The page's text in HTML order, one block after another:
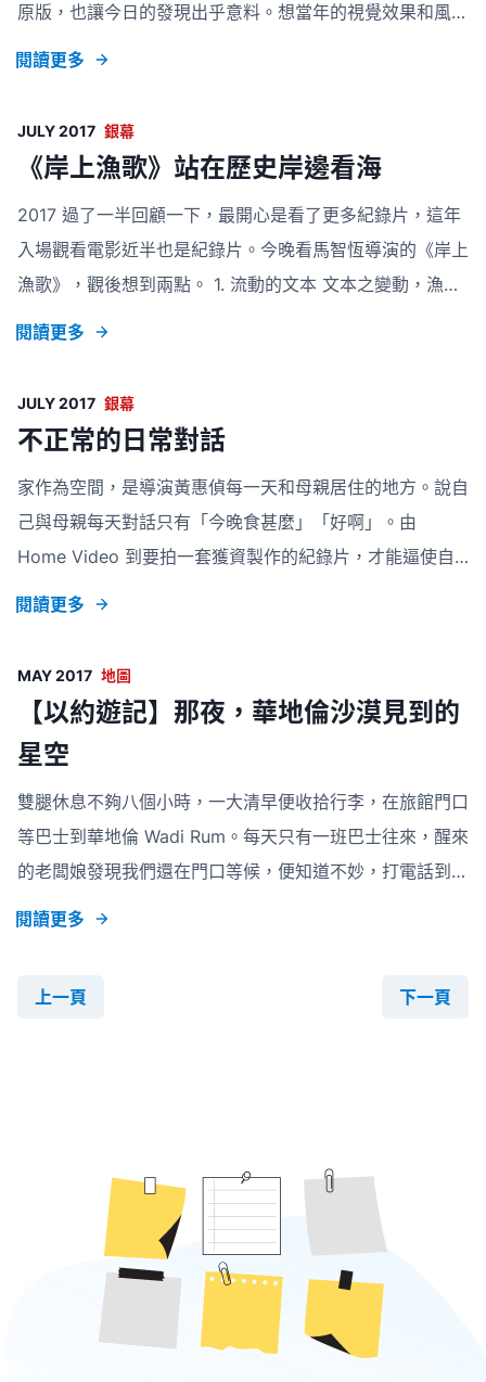
原版，也讓今日的發現出乎意料。想當年的視覺效果和風
格，仍有影響著今日科技產物、甚至設計介面的痕跡。80
Lisberger 把 90 分鐘關於真實的「虛擬」世界，混雜著
20 分鐘 CGI 的動畫，打造一個結合真人演出及動畫的電
影，有甚麼會比這還要厲害。 Pixar 創辦人 John Lasseter
說：「沒有 Tron 就沒有今日的 Toy Story」，足
閱讀更多
JULY 2017 銀幕
《岸上漁歌》站在歷史岸邊看海
2017 過了一半回顧一下，最開心是看了更多紀錄片，這年
入場觀看電影近半也是紀錄片。今晚看馬智恆導演的《岸上
漁歌》，觀後想到兩點。 1. 流動的文本 文本之變動，漁歌
世代口耳相傳，情調音韻不變，繼承者歷代卻會把歌詞自行
歌和時代曲最大分別。沒有跟著歌詞，沒有樂譜，這種變
動，聽眾可以賦予不同意思和意義，同時局限單獨詮釋文本
的空間。再者，漁歌的文化，由現場，轉化到錄音帶、影
片、甚至學術研究書上的一紙歌詞，詳細考究曲詞的內容。
媒介的轉變會或多或少影響觀眾、聽眾如何接收。看著教授
從漁歌錄音騰寫
閱讀更多
JULY 2017 銀幕
不正常的日常對話
家作為空間，是導演黃惠偵每一天和母親居住的地方。說自
己與母親每天對話只有「今晚食甚麼」「好啊」。由
Home Video 到要拍一套獲資製作的紀錄片，才能逼使自
己和母親進行是簡單平常不過的對話。 映後座談中，導演
事人的經歷。當社會變得更加扭曲，再多問題發生的時候，
我們便慢慢淡忘人人生而不同，而把創傷經歷籠統整合。這
部電影就是一個自我宣言，既是個人對母親的一封情書，也
是寫給世界的一封信，告訴其他相近經歷、曾被標籤的當事
人：你並不孤單。
閱讀更多
MAY 2017 地圖
【以約遊記】那夜，華地倫沙漠見到的
星空
雙腿休息不夠八個小時，一大清早便收拾行李，在旅館門口
等巴士到華地倫 Wadi Rum。每天只有一班巴士往來，醒來
的老闆娘發現我們還在門口等候，便知道不妙，打電話到巴
士公司方知道巴士已經駛過。猶豫會不會多一天探索佩特拉
後我們才會再來這勝地。 Wadi 在阿拉伯文的意思是山谷，
閱讀更多
上一頁 下一頁